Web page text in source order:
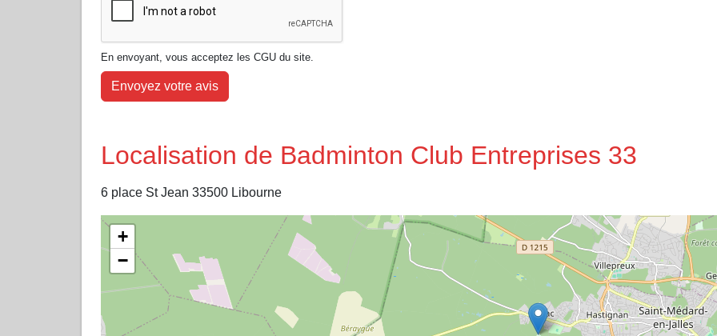
En envoyant, vous acceptez les CGU du site.
Envoyez votre avis
Localisation de Badminton Club Entreprises 33
6 place St Jean 33500 Libourne
+
−